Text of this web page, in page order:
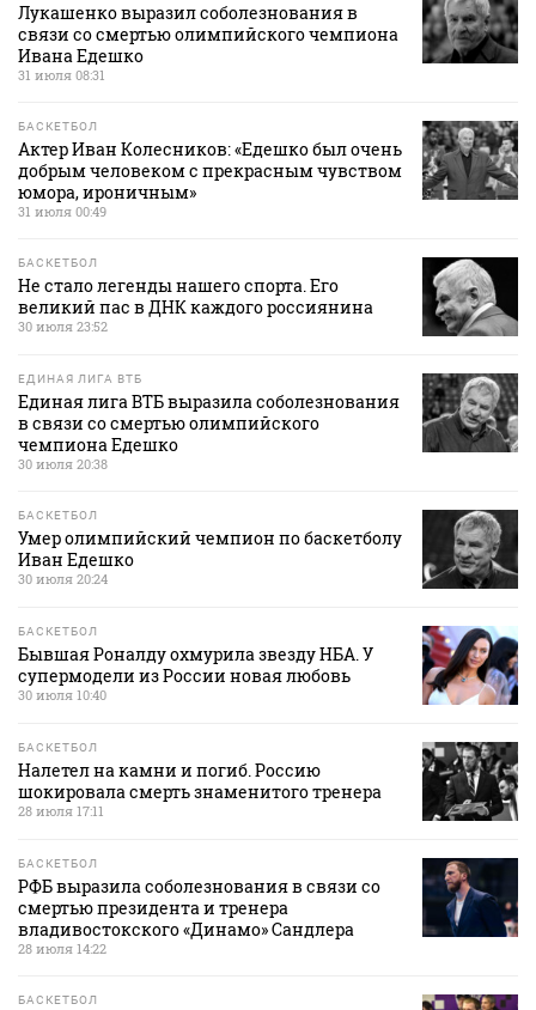
Лукашенко выразил соболезнования в
связи со смертью олимпийского чемпиона
Ивана Едешко
31 июля 08:31
БАСКЕТБОЛ
Актер Иван Колесников: «Едешко был очень
добрым человеком с прекрасным чувством
юмора, ироничным»
31 июля 00:49
БАСКЕТБОЛ
Не стало легенды нашего спорта. Его
великий пас в ДНК каждого россиянина
30 июля 23:52
ЕДИНАЯ ЛИГА ВТБ
Единая лига ВТБ выразила соболезнования
в связи со смертью олимпийского
чемпиона Едешко
30 июля 20:38
БАСКЕТБОЛ
Умер олимпийский чемпион по баскетболу
Иван Едешко
30 июля 20:24
БАСКЕТБОЛ
Бывшая Роналду охмурила звезду НБА. У
супермодели из России новая любовь
30 июля 10:40
БАСКЕТБОЛ
Налетел на камни и погиб. Россию
шокировала смерть знаменитого тренера
28 июля 17:11
БАСКЕТБОЛ
РФБ выразила соболезнования в связи со
смертью президента и тренера
владивостокского «Динамо» Сандлера
28 июля 14:22
БАСКЕТБОЛ